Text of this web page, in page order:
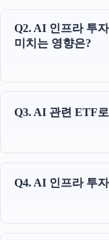
Q2. AI 인프라 투
미치는 영향은?
Q3. AI 관련 ETF
Q4. AI 인프라 투